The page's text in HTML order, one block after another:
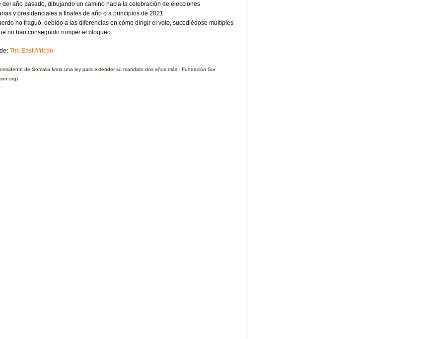
del año pasado, dibujando un camino hacia la celebración de elecciones
y presidenciales a finales de año o a principios de 2021.
no fraguó, debido a las diferencias en cómo dirigir el voto, sucediédose múltiples
no han conseguido romper el bloqueo.
The East African
de Somalia firma una ley para extender su mandato dos años más - Fundación Sur